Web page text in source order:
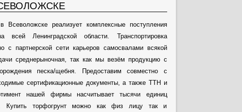
Всеволожске реализует комплексные поступления
всей Ленинградской области. Транспортировка
с партнерской сети карьеров самосвалами всякой
среднерыночная, так как мы везём продукцию с
песка/щебня. Предоставим совместно с
сертификационные документы, а также ТТН и
нашей фирмы насчитывает тысячи единиц
Купить торфогрунт можно как физ лицу так и